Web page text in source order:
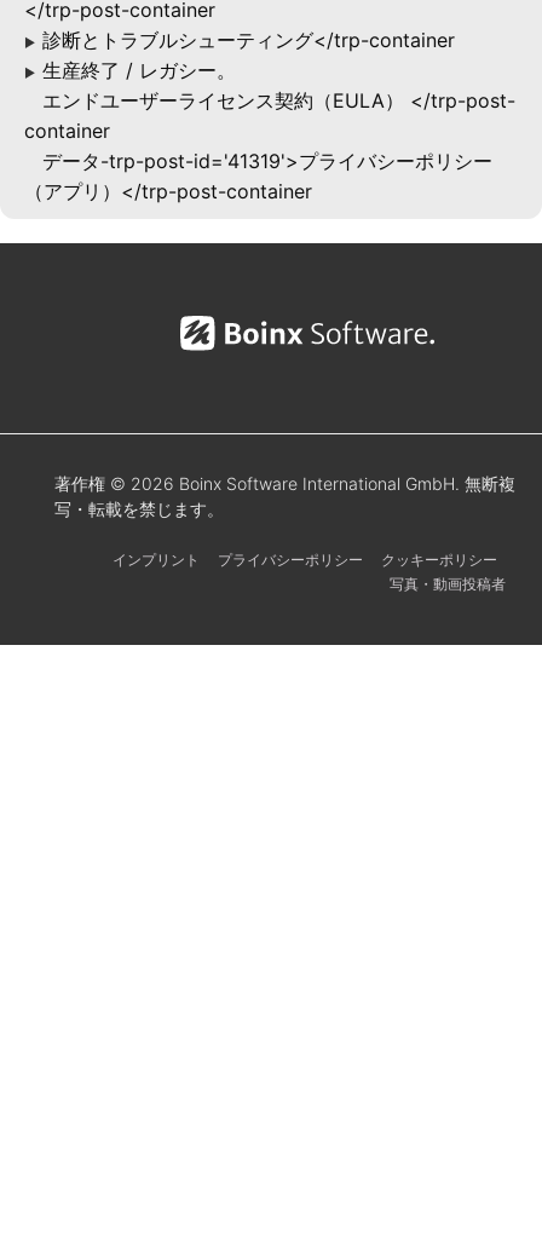
</trp-post-container
▶ 診断とトラブルシューティング</trp-container
▶ 生産終了 / レガシー。
エンドユーザーライセンス契約（EULA） </trp-post-
container
データ-trp-post-id='41319'>プライバシーポリシー
（アプリ）</trp-post-container
著作権 © 2026 Boinx Software International GmbH. 無断複
写・転載を禁じます。
インプリント プライバシーポリシー
クッキーポリシー
写真・動画投稿者